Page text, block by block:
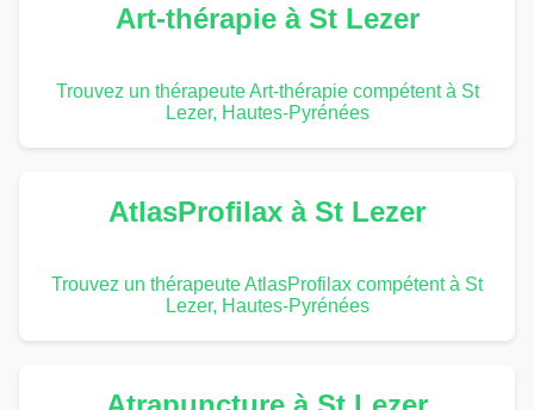
Art-thérapie à St Lezer
Trouvez un thérapeute Art-thérapie compétent à St
Lezer, Hautes-Pyrénées
AtlasProfilax à St Lezer
Trouvez un thérapeute AtlasProfilax compétent à St
Lezer, Hautes-Pyrénées